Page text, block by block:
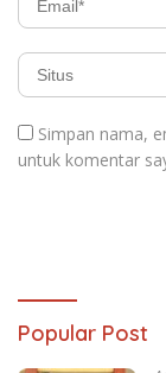
Simpan nama,
untuk komentar
Popular Post